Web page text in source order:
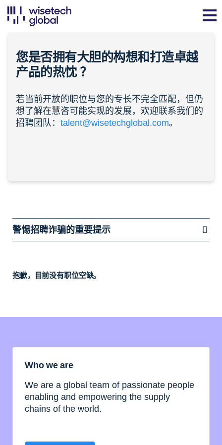
您是否拥有大胆的构想和打造卓越
产品的热忱？
若当前开放的职位与您的专长不完全匹配，但仍
想了解在慧咨可能实现的发展，欢迎联系我们的
招聘团队： talent@wisetechglobal.com。
警惕招聘诈骗的重要提示
抱歉，目前没有职位空缺。
Who we are
We are a global team of passionate people
enabling and empowering the supply
chains of the world.